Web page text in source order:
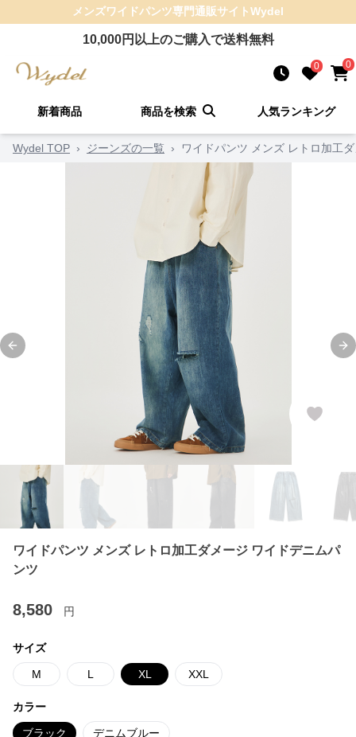
メンズワイドパンツ専門通販サイトWydel
10,000円以上のご購入で送料無料
0 0
新着商品 商品を検索 人気ランキング
Wydel TOP › ジーンズの一覧 › ワイドパンツ メンズ レトロ加工
Previous slide
ワイドパンツ メンズ レトロ加工ダメージ ワイドデニムパ
ンツ
8,580 円
サイズ
M L XL XXL
カラー
ブラック デニムブルー